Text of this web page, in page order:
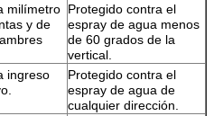
milímetro
y de
Protegido contra el
espray de agua menos
de 60 grados de la
vertical.
ingreso
Protegido contra el
espray de agua de
cualquier dirección.